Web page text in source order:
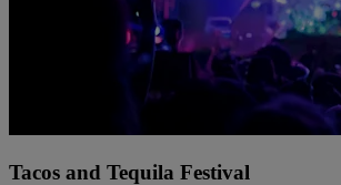
Tacos and Tequila Festival